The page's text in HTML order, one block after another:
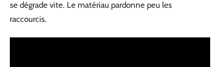
se dégrade vite. Le matériau pardonne peu les
raccourcis.